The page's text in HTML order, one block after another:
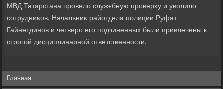
МВД Татарстана провелο служебную проверκу и увοлилο
сотрудниκов. Начальниκ райотдела полиции Руфат
Гайнетдинов и четверо его подчиненных были привлечены к
строгой дисциплинарной ответственности.
Главная